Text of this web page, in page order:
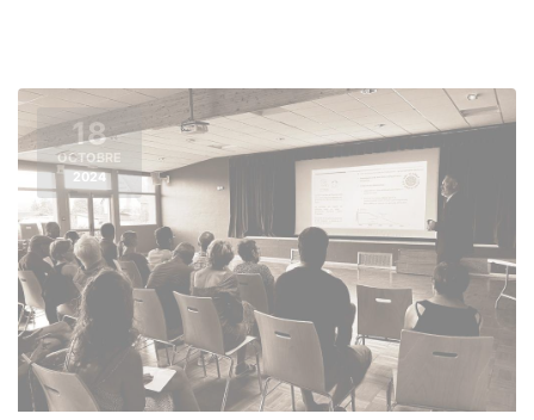
18
OCTOBRE
2024